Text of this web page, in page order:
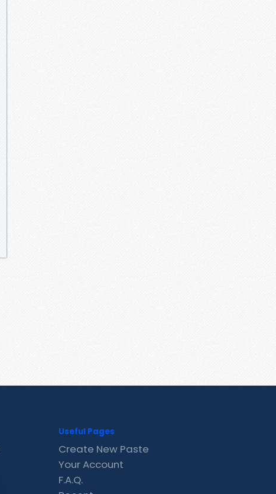
Useful Pages
Create New Paste
Your Account
F.A.Q.